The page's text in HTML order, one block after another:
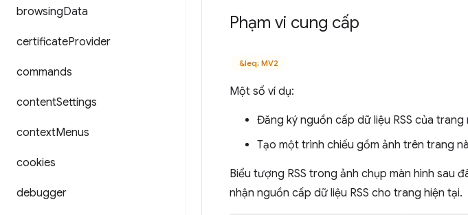
browsingData
certificateProvider
commands
contentSettings
contextMenus
cookies
debugger
Phạm vi cung cấp
&leq; MV2
Một số ví dụ:
Đăng ký nguồn cấp dữ liệu RSS của trang
Tạo một trình chiếu gồm ảnh trên trang
Biểu tượng RSS trong ảnh chụp màn hình
nhận nguồn cấp dữ liệu RSS cho trang hiện tại.